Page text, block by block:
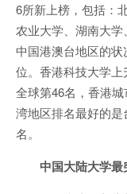
6所新上榜，包括：
农业大学、湖南大学
中国港澳台地区的
位。香港科技大学
全球第46名，香港
湾地区排名最好的
名。
中国大陆大学